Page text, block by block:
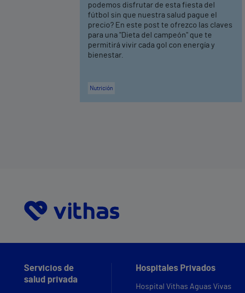
podemos disfrutar de esta fiesta del
fútbol sin que nuestra salud pague el
precio? En este post te ofrezco las claves
para una "Dieta del campeón" que te
permitirá vivir cada gol con energía y
bienestar.
Nutrición
Servicios de
salud privada
Hospitales Privados
Hospital Vithas Aguas Vivas